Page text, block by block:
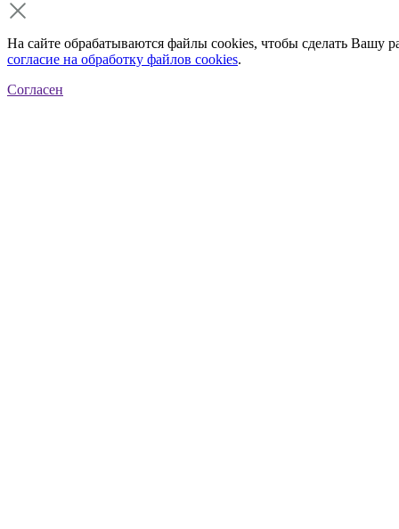
На сайте обрабатываются файлы cookies, чтобы сделать Вашу
согласие на обработку файлов cookies.
Согласен